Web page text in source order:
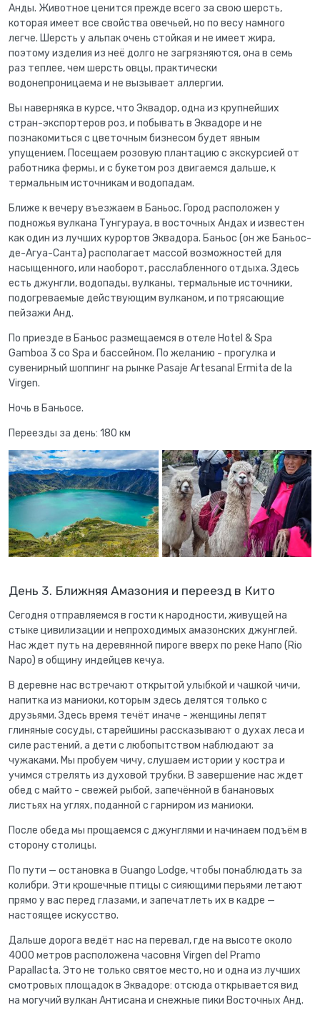
Анды. Животное ценится прежде всего за свою шерсть,
которая имеет все свойства овечьей, но по весу намного
легче. Шерсть у альпак очень стойкая и не имеет жира,
поэтому изделия из неё долго не загрязняются, она в семь
раз теплее, чем шерсть овцы, практически
водонепроницаема и не вызывает аллергии.
Вы наверняка в курсе, что Эквадор, одна из крупнейших
стран-экспортеров роз, и побывать в Эквадоре и не
познакомиться с цветочным бизнесом будет явным
упущением. Посещаем розовую плантацию с экскурсией от
работника фермы, и с букетом роз двигаемся дальше, к
термальным источникам и водопадам.
Ближе к вечеру въезжаем в Баньос. Город расположен у
подножья вулкана Тунгурауа, в восточных Андах и известен
как один из лучших курортов Эквадора. Баньос (он же Баньос-
де-Агуа-Санта) располагает массой возможностей для
насыщенного, или наоборот, расслабленного отдыха. Здесь
есть джунгли, водопады, вулканы, термальные источники,
подогреваемые действующим вулканом, и потрясающие
пейзажи Анд.
По приезде в Баньос размещаемся в отеле Hotel & Spa
Gamboa 3 со Spa и бассейном. По желанию - прогулка и
сувенирный шоппинг на рынке Pasaje Artesanal Ermita de la
Virgen.
Ночь в Баньосе.
Переезды за день: 180 км
День 3. Ближняя Амазония и переезд в Кито
Сегодня отправляемся в гости к народности, живущей на
стыке цивилизации и непроходимых амазонских джунглей.
Нас ждет путь на деревянной пироге вверх по реке Напо (Rio
Napo) в общину индейцев кечуа.
В деревне нас встречают открытой улыбкой и чашкой чичи,
напитка из маниоки, которым здесь делятся только с
друзьями. Здесь время течёт иначе - женщины лепят
глиняные сосуды, старейшины рассказывают о духах леса и
силе растений, а дети с любопытством наблюдают за
чужаками. Мы пробуем чичу, слушаем истории у костра и
учимся стрелять из духовой трубки. В завершение нас ждет
обед с майто - свежей рыбой, запечённой в банановых
листьях на углях, поданной с гарниром из маниоки.
После обеда мы прощаемся с джунглями и начинаем подъём в
сторону столицы.
По пути — остановка в Guango Lodge, чтобы понаблюдать за
колибри. Эти крошечные птицы с сияющими перьями летают
прямо у вас перед глазами, и запечатлеть их в кадре —
настоящее искусство.
Дальше дорога ведёт нас на перевал, где на высоте около
4000 метров расположена часовня Virgen del Pramo
Papallacta. Это не только святое место, но и одна из лучших
смотровых площадок в Эквадоре: отсюда открывается вид
на могучий вулкан Антисана и снежные пики Восточных Анд.